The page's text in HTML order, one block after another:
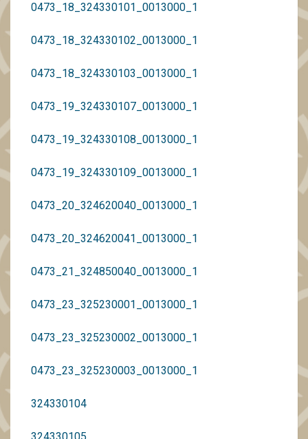
0473_18_324330101_0013000_1
0473_18_324330102_0013000_1
0473_18_324330103_0013000_1
0473_19_324330107_0013000_1
0473_19_324330108_0013000_1
0473_19_324330109_0013000_1
0473_20_324620040_0013000_1
0473_20_324620041_0013000_1
0473_21_324850040_0013000_1
0473_23_325230001_0013000_1
0473_23_325230002_0013000_1
0473_23_325230003_0013000_1
324330104